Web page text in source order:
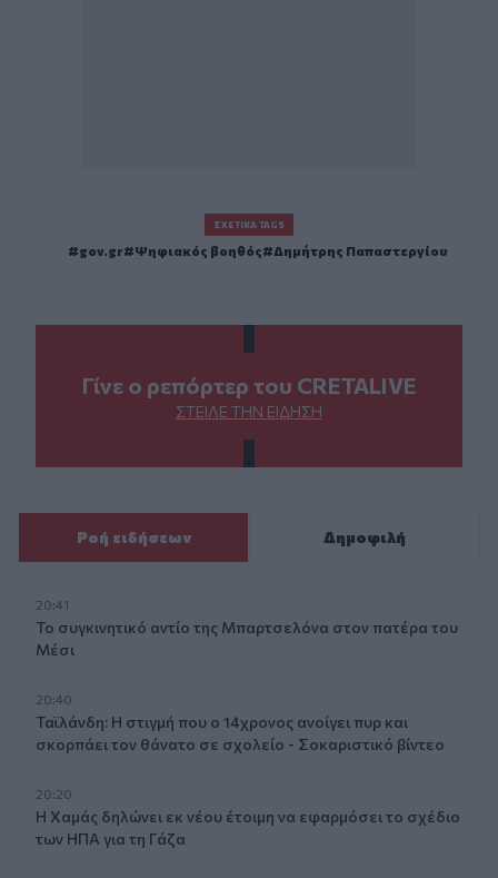
ΣΧΕΤΙΚΆ TAGS
gov.gr Ψηφιακός βοηθός Δημήτρης Παπαστεργίου
Γίνε ο ρεπόρτερ του CRETALIVE
ΣΤΕΊΛΕ ΤΗΝ ΕΊΔΗΣΗ
Ροή ειδήσεων Δημοφιλή
20:41
Το συγκινητικό αντίο της Μπαρτσελόνα στον πατέρα του
Μέσι
20:40
Ταϊλάνδη: Η στιγμή που ο 14χρονος ανοίγει πυρ και
σκορπάει τον θάνατο σε σχολείο - Σοκαριστικό βίντεο
20:20
Η Χαμάς δηλώνει εκ νέου έτοιμη να εφαρμόσει το σχέδιο
των ΗΠΑ για τη Γάζα